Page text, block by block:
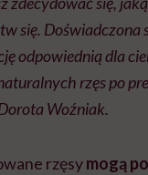
się. Doświadczona
ęodpowiedniądla
rzęs po
Woźniak.
rzęsymogą